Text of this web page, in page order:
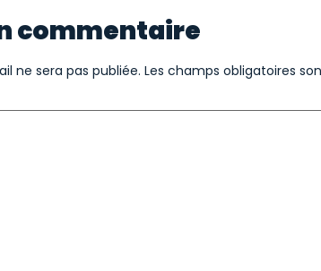
commentaire
ne sera pas publiée. Les champs obligatoires